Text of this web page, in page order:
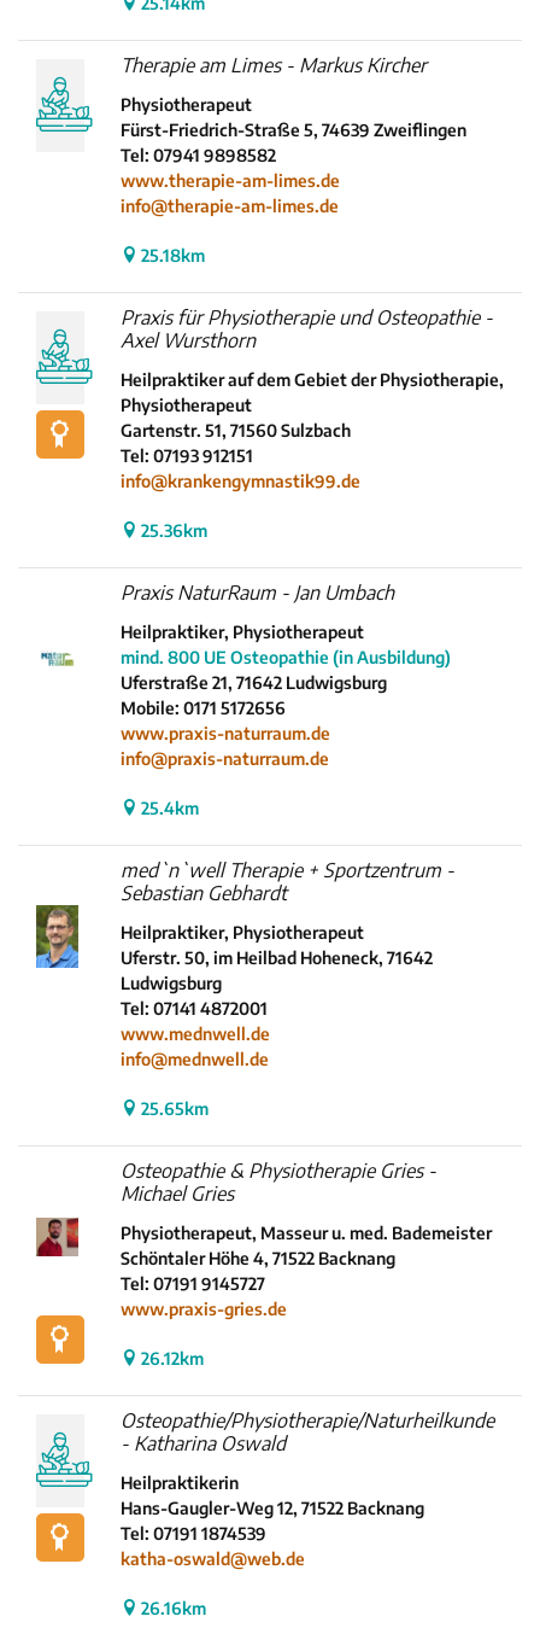
Therapie am Limes - Markus Kircher
Physiotherapeut
Fürst-Friedrich-Straße 5, 74639 Zweiflingen
Tel: 07941 9898582
www.therapie-am-limes.de
info@therapie-am-limes.de
25.18km
Praxis für Physiotherapie und Osteopathie -
Axel Wursthorn
Heilpraktiker auf dem Gebiet der Physiotherapie,
Physiotherapeut
Gartenstr. 51, 71560 Sulzbach
Tel: 07193 912151
info@krankengymnastik99.de
25.36km
Praxis NaturRaum - Jan Umbach
Heilpraktiker, Physiotherapeut
mind. 800 UE Osteopathie (in Ausbildung)
Uferstraße 21, 71642 Ludwigsburg
Mobile: 0171 5172656
www.praxis-naturraum.de
info@praxis-naturraum.de
25.4km
med`n`well Therapie + Sportzentrum -
Sebastian Gebhardt
Heilpraktiker, Physiotherapeut
Uferstr. 50, im Heilbad Hoheneck, 71642
Ludwigsburg
Tel: 07141 4872001
www.mednwell.de
info@mednwell.de
25.65km
Osteopathie & Physiotherapie Gries -
Michael Gries
Physiotherapeut, Masseur u. med. Bademeister
Schöntaler Höhe 4, 71522 Backnang
Tel: 07191 9145727
www.praxis-gries.de
26.12km
Osteopathie/Physiotherapie/Naturheilkunde
- Katharina Oswald
Heilpraktikerin
Hans-Gaugler-Weg 12, 71522 Backnang
Tel: 07191 1874539
katha-oswald@web.de
26.16km